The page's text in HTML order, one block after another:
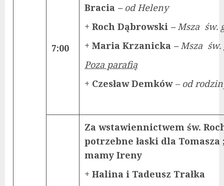
7:00
Bracia – od Heleny
+ Roch Dąbrowski – Msza św.
+ Maria Krzanicka – Msza
Poza parafią
+ Czesław Demków – od
Za wstawiennictwem św.
potrzebne łaski dla
mamy Ireny
+ Halina i Tadeusz Trałka